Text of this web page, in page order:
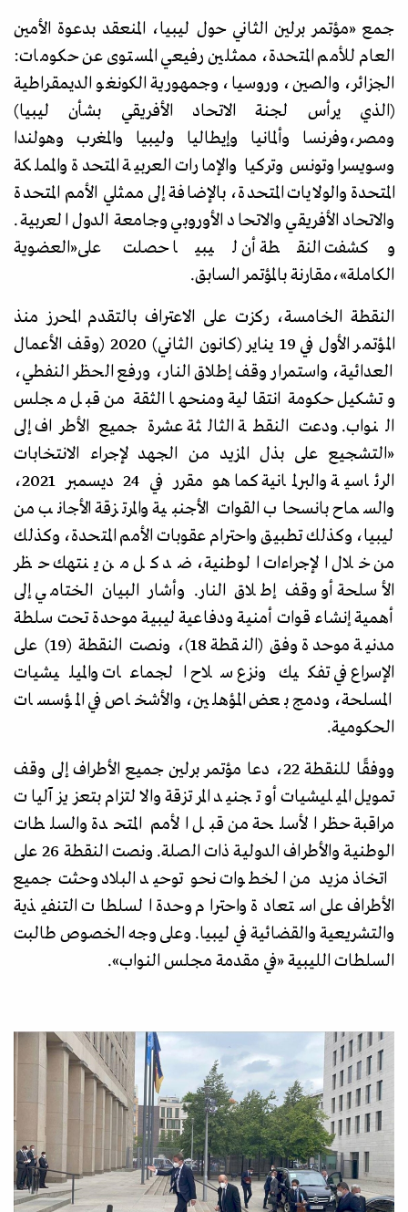
جمع«مؤتمر برلين الثاني حول ليبيا، المنعقد بدعوة الأمين
العام للأمم المتحدة، ممثلين رفيعي المستوى عن حكومات:
الجزائر، والصين، وروسيا، وجمهورية الكونغو الديمقراطية
(الذي يرأس لجنة الاتحاد الأفريقي بشأن ليبيا)
ومصر،وفرنسا وألمانيا وإيطاليا وليبيا والمغرب وهولندا
وسويسرا وتونس وتركيا والإمارات العربية المتحدة والمملكة
المتحدة والولايات المتحدة، بالإضافة إلى ممثلي الأمم المتحدة
والاتحاد الأفريقي والاتحاد الأوروبي وجامعة الدول العربية.
وكشفت النقطة أن ليبيا حصلت على«العضوية
الكاملة»،مقارنة بالمؤتمر السابق.
النقطة الخامسة، ركزت على الاعتراف بالتقدم المحرز منذ
المؤتمر الأول في 19 يناير (كانون الثاني) 2020 (وقف الأعمال
العدائية، واستمرار وقف إطلاق النار، ورفع الحظر النفطي،
وتشكيل حكومة انتقالية ومنحها الثقة من قبل مجلس
النواب. ودعت النقطة الثالثة عشرة جميع الأطراف إلى
«التشجيع على بذل المزيد من الجهد لإجراء الانتخابات
الرئاسية والبرلمانية كما هو مقرر في 24 ديسمبر 2021،
والسماح بانسحاب القوات الأجنبية والمرتزقة الأجانب من
ليبيا، وكذلك تطبيق واحترام عقوبات الأمم المتحدة، وكذلك
من خلال الإجراءات الوطنية، ضد كل من ينتهك حظر
الأسلحة أو وقف إطلاق النار. وأشار البيان الختامي إلى
أهمية إنشاء قوات أمنية ودفاعية ليبية موحدة تحت سلطة
مدنية موحدة وفق (النقطة 18)، ونصت النقطة (19) على
الإسراع في تفكيك ونزع سلاح الجماعات والميليشيات
المسلحة، ودمج بعض المؤهلين، والأشخاص في المؤسسات
الحكومية.
ووفقًا للنقطة 22، دعا مؤتمر برلين جميع الأطراف إلى وقف
تمويل الميليشيات أو تجنيد المرتزقة والالتزام بتعزيز آليات
مراقبة حظر الأسلحة من قبل الأمم المتحدة والسلطات
الوطنية والأطراف الدولية ذات الصلة. ونصت النقطة 26 على
اتخاذ مزيد من الخطوات نحو توحيد البلاد وحثت جميع
الأطراف على استعادة واحترام وحدة السلطات التنفيذية
والتشريعية والقضائية في ليبيا. وعلى وجه الخصوص طالبت
السلطات الليبية«في مقدمة مجلس النواب».